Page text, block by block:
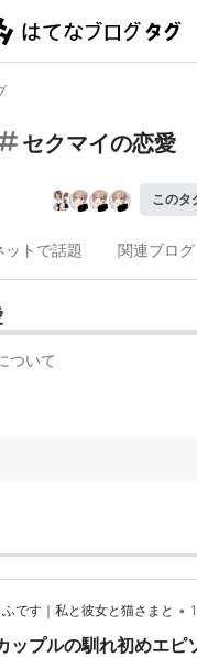
セクマイの恋愛
このタ
ットで話題 関連ブログ
ついて
です｜私と彼女と猫さまと •
ップルの馴れ初めエピ